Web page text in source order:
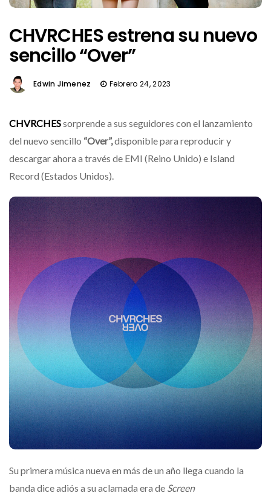
CHVRCHES estrena su nuevo
sencillo “Over”
Edwin Jimenez Febrero 24, 2023
CHVRCHESsorprende a sus seguidores con el lanzamiento
del nuevo sencillo “Over”,disponible para reproducir y
descargar ahora a través de EMI (Reino Unido) e Island
Record (Estados Unidos).
Su primera música nueva en más de un año llega cuando la
banda dice adiós a su aclamada era de Screen